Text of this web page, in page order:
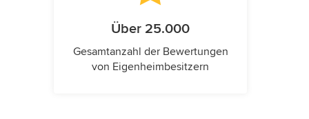
Über 25.000
Gesamtanzahl der Bewertungen
von Eigenheimbesitzern